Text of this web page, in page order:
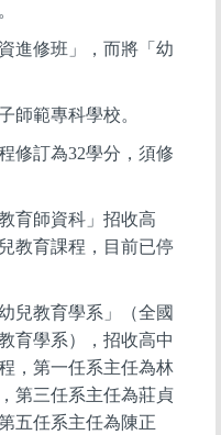
進修班」，而將「幼
師範專科學校。
修訂為32學分，須修
育師資科」招收高
教育課程，目前已停
兒教育學系」（全國
育學系），招收高中
，第一任系主任為林
第三任系主任為莊貞
五任系主任為陳正